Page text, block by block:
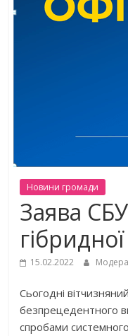
Новини громади
Заява
15.02.2022
Сьогодні
безпрецедентного
спробами